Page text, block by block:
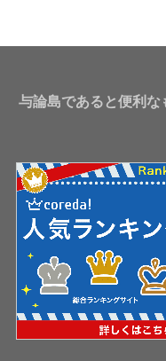
与論島であると便利な